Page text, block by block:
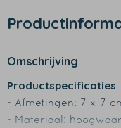
Omschrijving
Productspecificaties
- Afmetingen: 7 x 7
- Materiaal: